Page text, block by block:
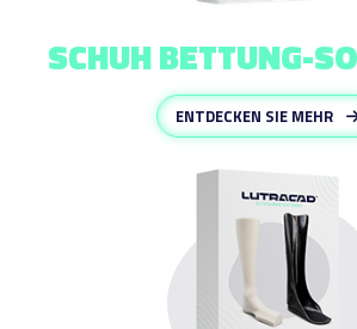
SCHUH BETTUNG-
ENTDECKEN SIE MEHR